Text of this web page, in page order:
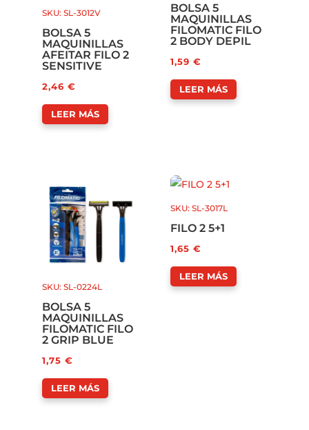
SKU: SL-3012V
BOLSA 5
MAQUINILLAS
AFEITAR FILO 2
SENSITIVE
2,46 €
LEER MÁS
BOLSA 5
MAQUINILLAS
FILOMATIC FILO
2 BODY DEPIL
1,59€
LEER MÁS
SKU: SL-0224L
BOLSA 5
MAQUINILLAS
FILOMATIC FILO
2 GRIP BLUE
1,75 €
LEER MÁS
SKU: SL-3017L
FILO 2 5+1
1,65€
LEER MÁS